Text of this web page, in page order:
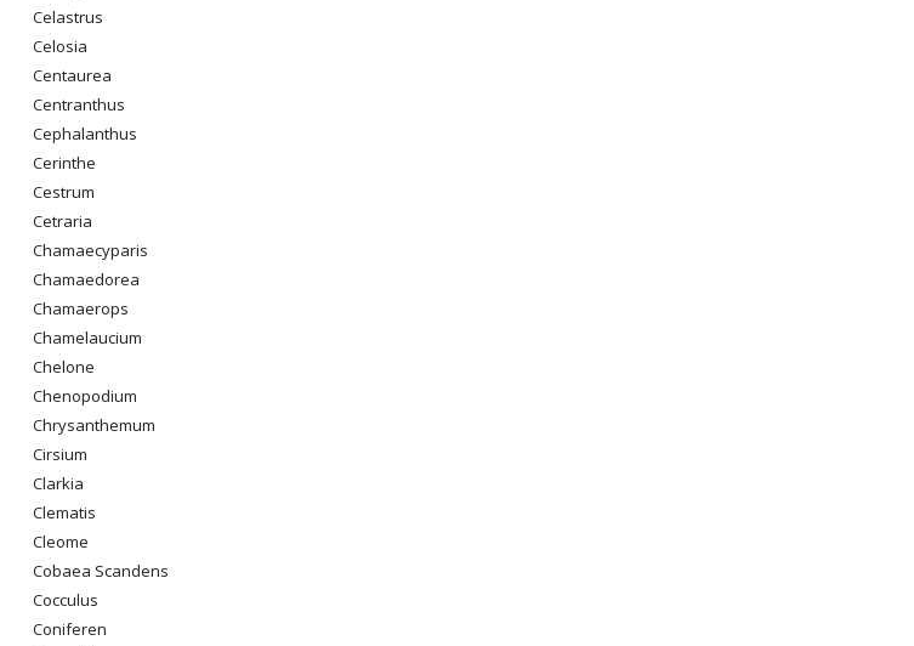
Celastrus
Celosia
Centaurea
Centranthus
Cephalanthus
Cerinthe
Cestrum
Cetraria
Chamaecyparis
Chamaedorea
Chamaerops
Chamelaucium
Chelone
Chenopodium
Chrysanthemum
Cirsium
Clarkia
Clematis
Cleome
Cobaea Scandens
Cocculus
Coniferen